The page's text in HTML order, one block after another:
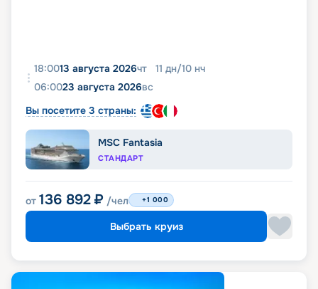
18:0013 августа 2026чт 11 дн/10 нч
06:0023 августа 2026вс
Вы посетите 3 страны:
MSC Fantasia
СТАНДАРТ
от 136 892 ₽ /чел +1 000
Выбрать круиз